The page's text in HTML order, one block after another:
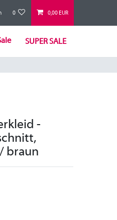
0 0,00 EUR
SUPER SALE
-
braun